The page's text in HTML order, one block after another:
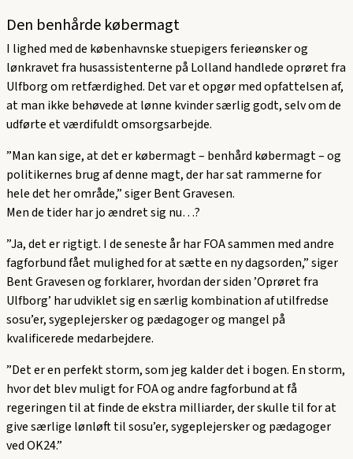
Den benhårde købermagt
I lighed med de københavnske stuepigers ferieønsker og
lønkravet fra husassistenterne på Lolland handlede oprøret fra
Ulfborg om retfærdighed. Det var et opgør med opfattelsen af,
at man ikke behøvede at lønne kvinder særlig godt, selv om de
udførte et værdifuldt omsorgsarbejde.
”Man kan sige, at det er købermagt – benhård købermagt – og
politikernes brug af denne magt, der har sat rammerne for
hele det her område,” siger Bent Gravesen.
Men de tider har jo ændret sig nu…?
”Ja, det er rigtigt. I de seneste år har FOA sammen med andre
fagforbund fået mulighed for at sætte en ny dagsorden,” siger
Bent Gravesen og forklarer, hvordan der siden ’Oprøret fra
Ulfborg’ har udviklet sig en særlig kombination af utilfredse
sosu’er, sygeplejersker og pædagoger og mangel på
kvalificerede medarbejdere.
”Det er en perfekt storm, som jeg kalder det i bogen. En storm,
hvor det blev muligt for FOA og andre fagforbund at få
regeringen til at finde de ekstra milliarder, der skulle til for at
give særlige lønløft til sosu’er, sygeplejersker og pædagoger
ved OK24.”